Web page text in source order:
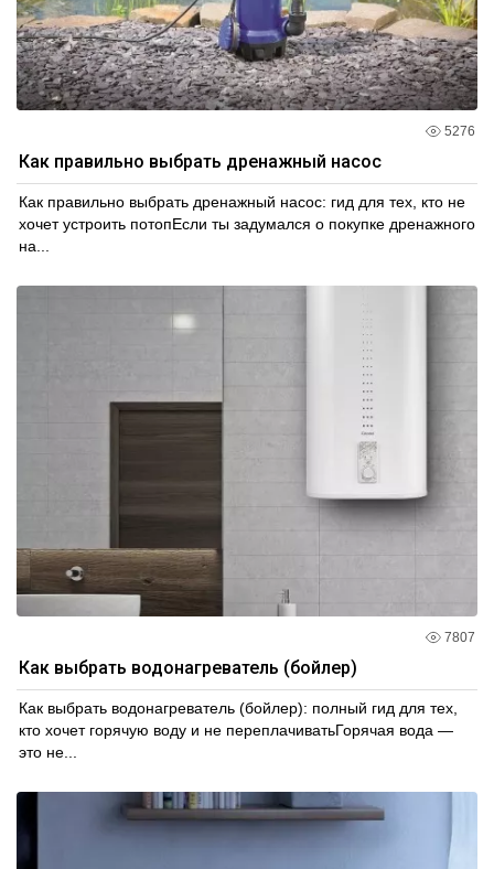
5276
Как правильно выбрать дренажный насос
Как правильно выбрать дренажный насос: гид для тех, кто не
хочет устроить потопЕсли ты задумался о покупке дренажного
на...
7807
Как выбрать водонагреватель (бойлер)
Как выбрать водонагреватель (бойлер): полный гид для тех,
кто хочет горячую воду и не переплачиватьГорячая вода —
это не...